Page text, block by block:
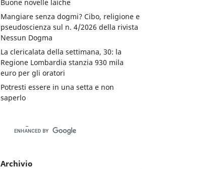
Buone novelle laiche
Mangiare senza dogmi? Cibo, religione e
pseudoscienza sul n. 4/2026 della rivista
Nessun Dogma
La clericalata della settimana, 30: la
Regione Lombardia stanzia 930 mila
euro per gli oratori
Potresti essere in una setta e non
saperlo
Archivio